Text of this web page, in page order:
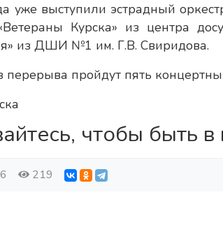
уже выступили эстрадный
Курска» из центра
из ДШИ №1 им. Г.В. Свиридова.
перерыва пройдут пять
чтобы быть в
219